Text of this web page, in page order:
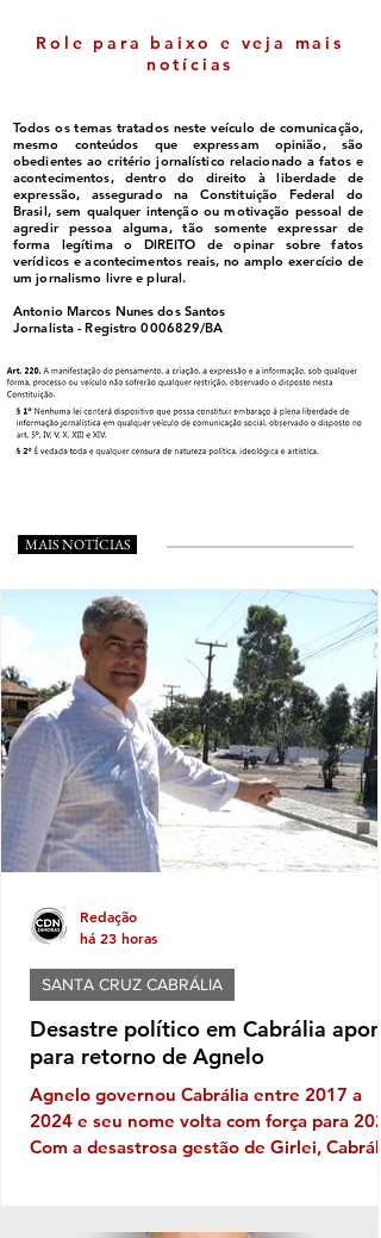
Role para baixo e veja mais
notícias
Todos os temas tratados neste veículo de comunicação,
mesmo conteúdos que expressam opinião, são
obedientes ao critério jornalístico relacionado a fatos e
acontecimentos, dentro do direito à liberdade de
expressão, assegurado na Constituição Federal do
Brasil, sem qualquer intenção ou motivação pessoal de
agredir pessoa alguma, tão somente expressar de
forma legítima o DIREITO de opinar sobre fatos
verídicos e acontecimentos reais, no amplo exercício de
um jornalismo livre e plural.
Antonio Marcos Nunes dos Santos
Jornalista - Registro0006829/BA
MAIS NOTÍCIAS
Desastre político em Cabrália
para retorno de Agnelo
Agnelo governou Cabrália entre 2017 a
2024 e seu nome volta com força para
Com a desastrosa gestão de Girlei,
SANTA CRUZ CABRÁLIA
Redação
há 23 horas